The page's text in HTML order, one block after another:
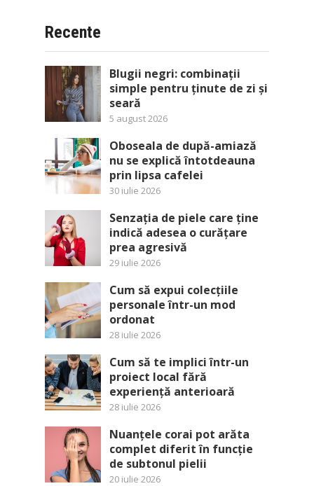
Recente
Blugii negri: combinații
simple pentru ținute de zi și
seară
5 august 2026
Oboseala de după-amiază
nu se explică întotdeauna
prin lipsa cafelei
30 iulie 2026
Senzația de piele care ține
indică adesea o curățare
prea agresivă
29 iulie 2026
Cum să expui colecțiile
personale într-un mod
ordonat
28 iulie 2026
Cum să te implici într-un
proiect local fără
experiență anterioară
28 iulie 2026
Nuanțele corai pot arăta
complet diferit în funcție
de subtonul pielii
20 iulie 2026